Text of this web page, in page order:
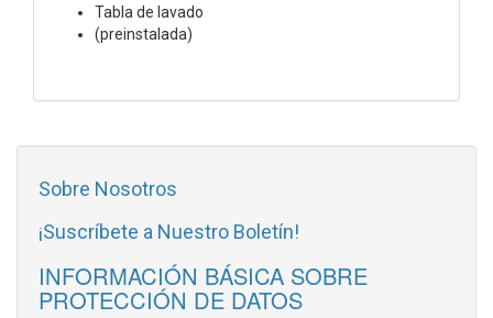
Tabla de lavado
(preinstalada)
Sobre Nosotros
¡Suscríbete a Nuestro Boletín!
INFORMACIÓN BÁSICA SOBRE
PROTECCIÓN DE DATOS